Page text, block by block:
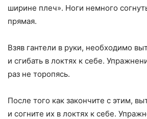
ширине плеч». Ноги немного
прямая.
Взяв гантели в руки, необходимо
и сгибать в локтях к себе.
раз не торопясь.
После того как закончите с этим,
и согните их в локтях к себе.